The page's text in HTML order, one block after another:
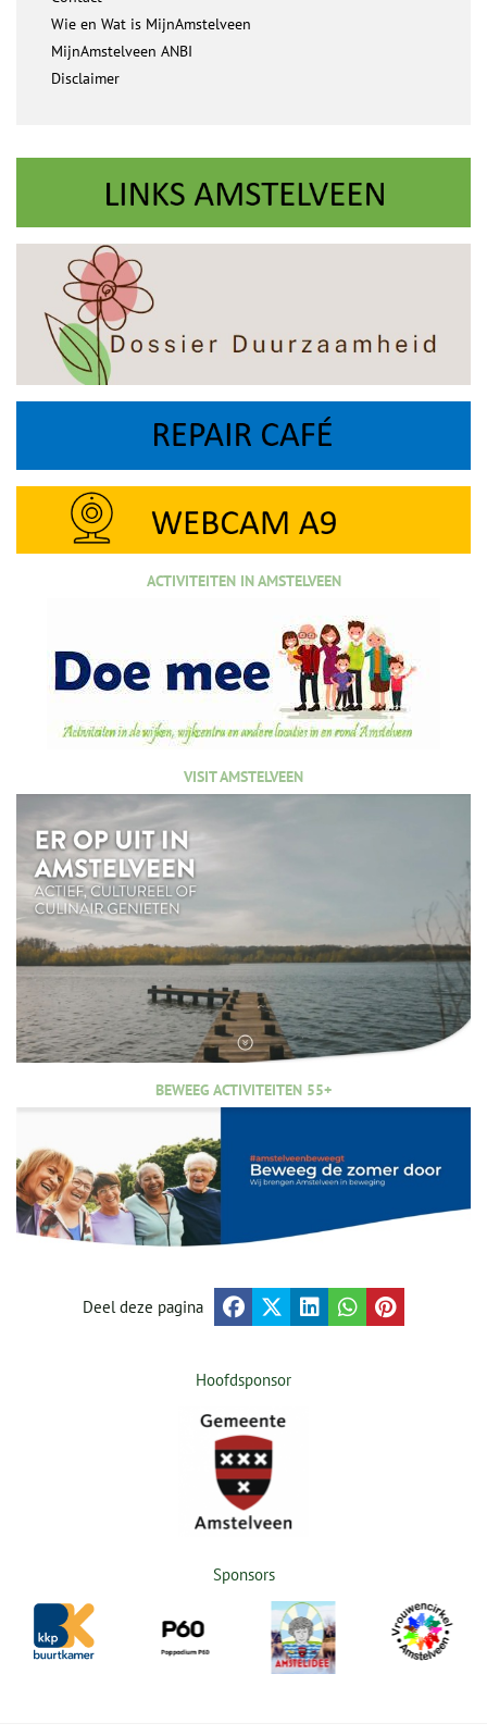
Wie en Wat is MijnAmstelveen
MijnAmstelveen ANBI
Disclaimer
ACTIVITEITEN IN AMSTELVEEN
VISIT AMSTELVEEN
BEWEEG ACTIVITEITEN 55+
Deel deze pagina
Hoofdsponsor
Sponsors